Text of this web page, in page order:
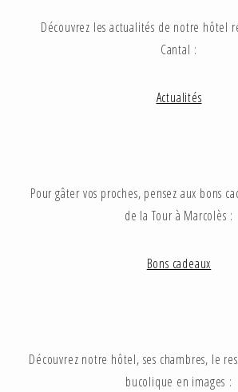
Découvrez les actualités de notre hôtel
Cantal :
Actualités
Pour gâter vos proches, pensez aux bons
de la Tour à Marcolès :
Bons cadeaux
Découvrez notre hôtel, ses chambres, le
bucolique en images :